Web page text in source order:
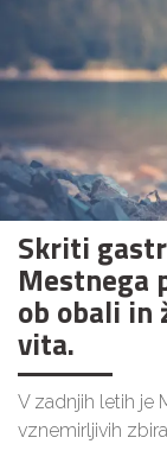
Skriti
Mestnega
ob obali in
vita.
V zadnjih letih je
vznemirljivih